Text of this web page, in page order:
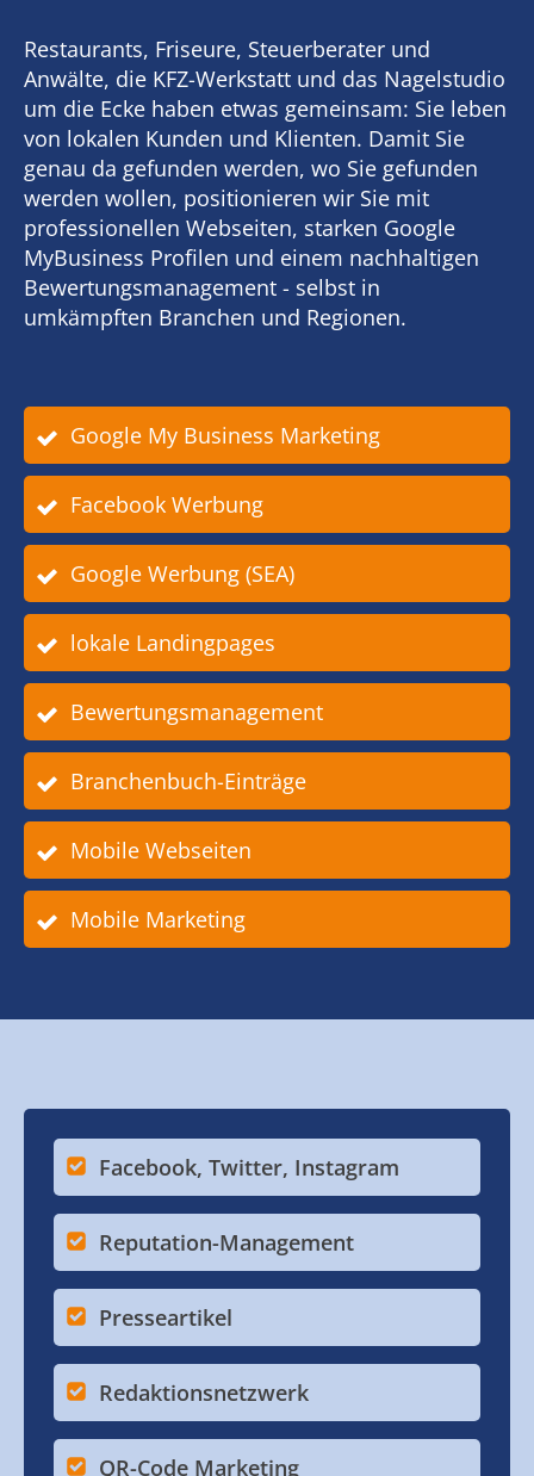
Restaurants, Friseure, Steuerberater und
Anwälte, die KFZ-Werkstatt und das Nagelstudio
um die Ecke haben etwas gemeinsam: Sie leben
von lokalen Kunden und Klienten. Damit Sie
genau da gefunden werden, wo Sie gefunden
werden wollen, positionieren wir Sie mit
professionellen Webseiten, starken Google
MyBusiness Profilen und einem nachhaltigen
Bewertungsmanagement - selbst in
umkämpften Branchen und Regionen.
Google My Business Marketing
Facebook Werbung
Google Werbung (SEA)
lokale Landingpages
Bewertungsmanagement
Branchenbuch-Einträge
Mobile Webseiten
Mobile Marketing
Facebook, Twitter, Instagram
Reputation-Management
Presseartikel
Redaktionsnetzwerk
QR-Code Marketing